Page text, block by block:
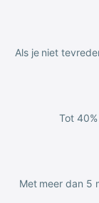
Als je niet
Tot
Met meer dan 5